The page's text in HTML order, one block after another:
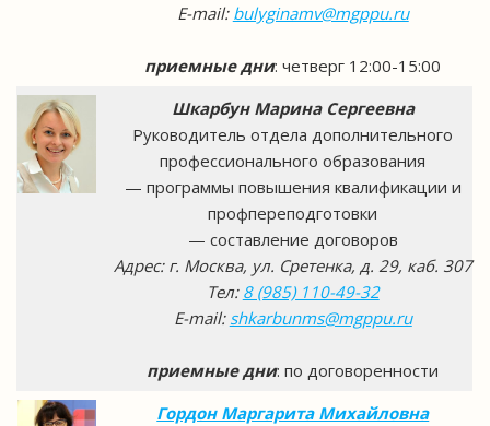
E-mail: bulyginamv@mgppu.ru
приемные дни: четверг 12:00-15:00
Шкарбун Марина Сергеевна
Руководитель отдела дополнительного
профессионального образования
— программы повышения квалификации и
профпереподготовки
— составление договоров
Адрес: г. Москва, ул. Сретенка, д. 29, каб. 307
Тел: 8 (985) 110-49-32
E-mail: shkarbunms@mgppu.ru
приемные дни: по договоренности
Гордон Маргарита Михайловна